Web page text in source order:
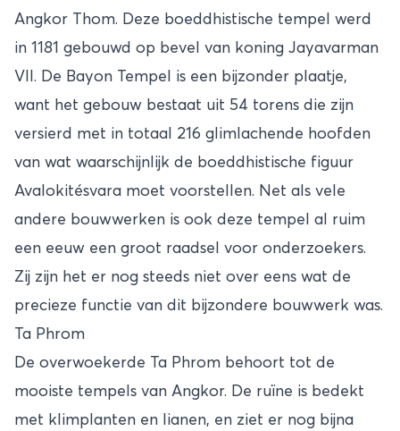
Angkor Thom. Deze boeddhistische tempel werd
in 1181 gebouwd op bevel van koning Jayavarman
VII. De Bayon Tempel is een bijzonder plaatje,
want het gebouw bestaat uit 54 torens die zijn
versierd met in totaal 216 glimlachende hoofden
van wat waarschijnlijk de boeddhistische figuur
Avalokitésvara moet voorstellen. Net als vele
andere bouwwerken is ook deze tempel al ruim
een eeuw een groot raadsel voor onderzoekers.
Zij zijn het er nog steeds niet over eens wat de
precieze functie van dit bijzondere bouwwerk was.
Ta Phrom
De overwoekerde Ta Phrom behoort tot de
mooiste tempels van Angkor. De ruïne is bedekt
met klimplanten en lianen, en ziet er nog bijna